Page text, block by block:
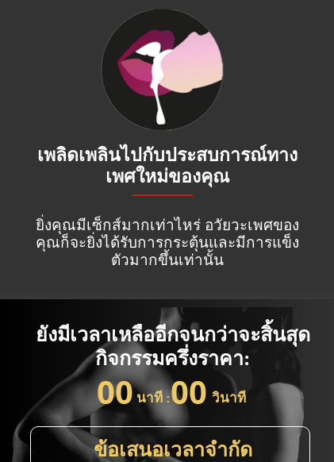
เพลิดเพลินไปกับประสบการณ์ทาง
เพศใหม่ของคุณ
ยิ่งคุณมีเซ็กส์มากเท่าไหร่ อวัยวะเพศของ
คุณก็จะยิ่งได้รับการกระตุ้นและมีการแข็ง
ตัวมากขึ้นเท่านั้น
ยังมีเวลาเหลืออีกจนกว่าจะสิ้นสุด
กิจกรรมครึ่งราคา:
00 00
นาที : วินาที
ข้อเสนอเวลาจำกัด